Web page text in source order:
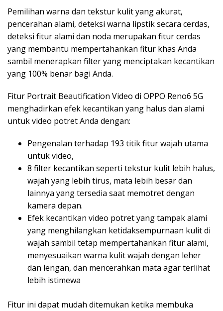
Pemilihan warna dan tekstur kulit yang akurat,
pencerahan alami, deteksi warna lipstik secara cerdas,
deteksi fitur alami dan noda merupakan fitur cerdas
yang membantu mempertahankan fitur khas Anda
sambil menerapkan filter yang menciptakan kecantikan
yang 100% benar bagi Anda.
Fitur Portrait Beautification Video di OPPO Reno6 5G
menghadirkan efek kecantikan yang halus dan alami
untuk video potret Anda dengan:
Pengenalan terhadap 193 titik fitur wajah utama
untuk video,
8 filter kecantikan seperti tekstur kulit lebih halus,
wajah yang lebih tirus, mata lebih besar dan
lainnya yang tersedia saat memotret dengan
kamera depan.
Efek kecantikan video potret yang tampak alami
yang menghilangkan ketidaksempurnaan kulit di
wajah sambil tetap mempertahankan fitur alami,
menyesuaikan warna kulit wajah dengan leher
dan lengan, dan mencerahkan mata agar terlihat
lebih istimewa
Fitur ini dapat mudah ditemukan ketika membuka